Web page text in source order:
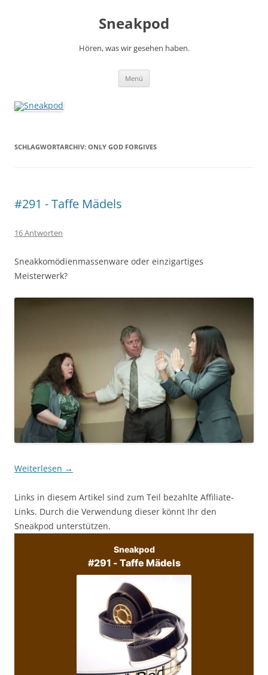
Sneakpod
Hören, was wir gesehen haben.
Menü
SCHLAGWORTARCHIV: ONLY GOD FORGIVES
#291 - Taffe Mädels
16 Antworten
Sneakkomödienmassenware oder einzigartiges
Meisterwerk?
Weiterlesen →
Links in diesem Artikel sind zum Teil bezahlte Affiliate-
Links. Durch die Verwendung dieser könnt Ihr den
Sneakpod unterstützen.